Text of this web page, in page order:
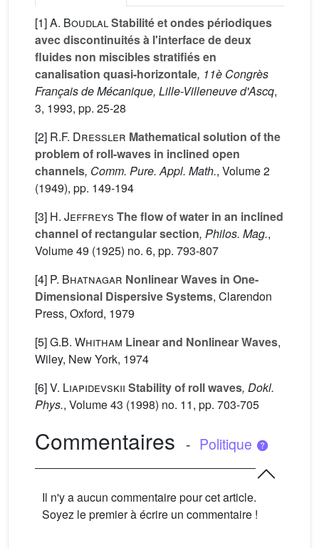
[1]A. BoudlalStabilité et ondes périodiques
avec discontinuités à l'interface de deux
fluides non miscibles stratifiés en
canalisation quasi-horizontale, 11è Congrès
Français de Mécanique, Lille-Villeneuve d'Ascq,
3, 1993, pp. 25-28
[2] R.F. Dressler Mathematical solution of the
problem of roll-waves in inclined open
channels, Comm. Pure. Appl. Math., Volume 2
(1949), pp. 149-194
[3] H. Jeffreys The flow of water in an inclined
channel of rectangular section, Philos. Mag.,
Volume 49 (1925) no. 6, pp. 793-807
[4] P. Bhatnagar Nonlinear Waves in One-
Dimensional Dispersive Systems, Clarendon
Press, Oxford, 1979
[5]G.B. Whitham Linear and Nonlinear Waves,
Wiley, New York, 1974
[6]V. Liapidevskii Stability of roll waves, Dokl.
Phys., Volume 43 (1998) no. 11, pp. 703-705
Commentaires - Politique
Il n'y a aucun commentaire pour cet article.
Soyez le premier à écrire un commentaire !